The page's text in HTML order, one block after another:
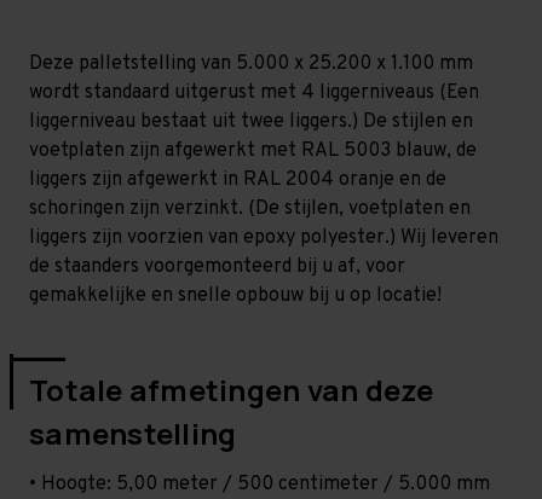
Zwaar
-
T100
Zwaar
-
T100
Deze palletstelling van 5.000 x 25.200 x 1.100 mm
wordt standaard uitgerust met 4 liggerniveaus (Een
liggerniveau bestaat uit twee liggers.) De stijlen en
voetplaten zijn afgewerkt met RAL 5003 blauw, de
liggers zijn afgewerkt in RAL 2004 oranje en de
schoringen zijn verzinkt. (De stijlen, voetplaten en
liggers zijn voorzien van epoxy polyester.) Wij leveren
de staanders voorgemonteerd bij u af, voor
gemakkelijke en snelle opbouw bij u op locatie!
Totale afmetingen van deze
samenstelling
• Hoogte: 5,00 meter / 500 centimeter / 5.000 mm